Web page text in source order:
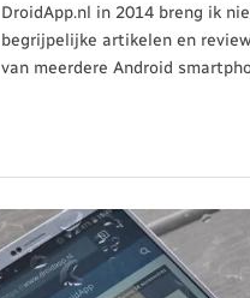
DroidApp.nl in 2014 breng ik
begrijpelijke artikelen en
van meerdere Android